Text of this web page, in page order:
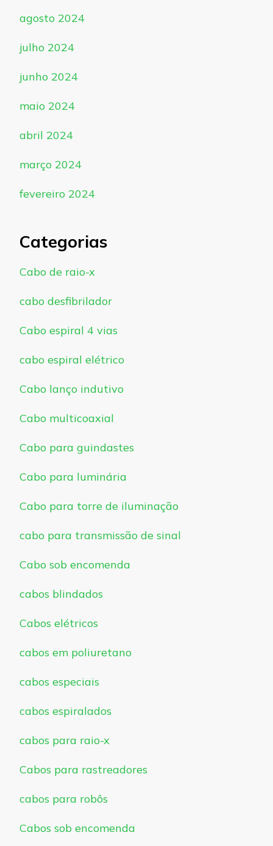
agosto 2024
julho 2024
junho 2024
maio 2024
abril 2024
março 2024
fevereiro 2024
Categorias
Cabo de raio-x
cabo desfibrilador
Cabo espiral 4 vias
cabo espiral elétrico
Cabo lanço indutivo
Cabo multicoaxial
Cabo para guindastes
Cabo para luminária
Cabo para torre de iluminação
cabo para transmissão de sinal
Cabo sob encomenda
cabos blindados
Cabos elétricos
cabos em poliuretano
cabos especiais
cabos espiralados
cabos para raio-x
Cabos para rastreadores
cabos para robôs
Cabos sob encomenda